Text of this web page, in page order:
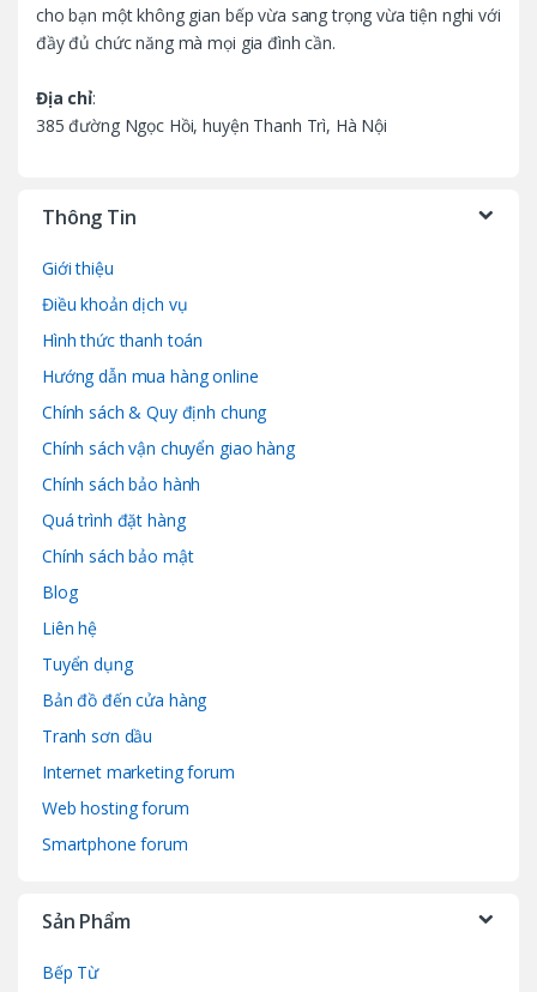
cho bạn một không gian bếp vừa sang trọng vừa tiện nghi với
đầy đủ chức năng mà mọi gia đình cần.
Địa chỉ:
385 đường Ngọc Hồi, huyện Thanh Trì, Hà Nội
Thông Tin
Giới thiệu
Điều khoản dịch vụ
Hình thức thanh toán
Hướng dẫn mua hàng online
Chính sách & Quy định chung
Chính sách vận chuyển giao hàng
Chính sách bảo hành
Quá trình đặt hàng
Chính sách bảo mật
Blog
Liên hệ
Tuyển dụng
Bản đồ đến cửa hàng
Tranh sơn dầu
Internet marketing forum
Web hosting forum
Smartphone forum
Sản Phẩm
Bếp Từ